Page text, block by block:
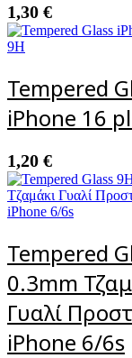
1,30 €
Tempered
iPhone 16
1,20 €
Tempered
0.3mm
Γυαλί
iPhone 6/6s